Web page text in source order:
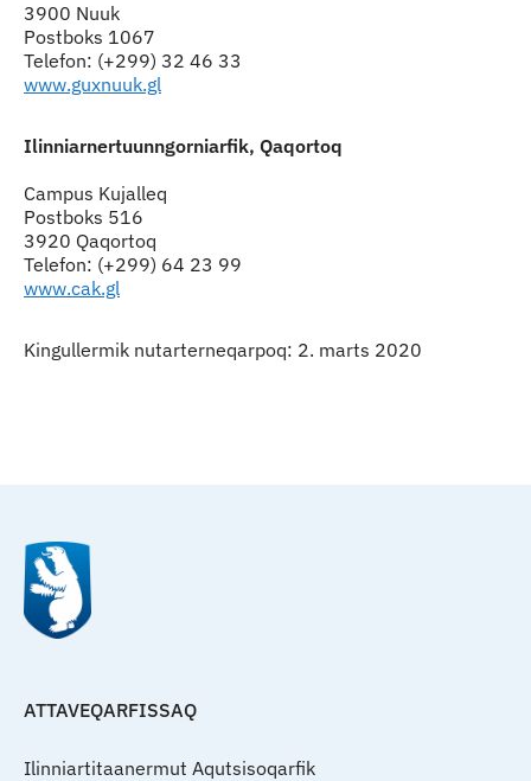
3900 Nuuk
Postboks 1067
Telefon: (+299) 32 46 33
www.guxnuuk.gl
Ilinniarnertuunngorniarfik, Qaqortoq
Ilinniarnertuunngorniarfik, Qaqortoq
Campus Kujalleq
Postboks 516
3920 Qaqortoq
Telefon: (+299) 64 23 99
www.cak.gl
Kingullermik nutarterneqarpoq: 2. marts 2020
ATTAVEQARFISSAQ
Ilinniartitaanermut Aqutsisoqarfik